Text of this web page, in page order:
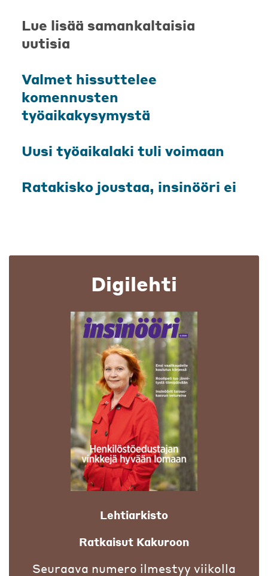
Lue lisää samankaltaisia
uutisia
Valmet hissuttelee
komennusten
työaikakysymystä
Uusi työaikalaki tuli voimaan
Ratakisko joustaa, insinööri ei
Digilehti
Lehtiarkisto
Ratkaisut Kakuroon
Seuraava numero ilmestyy viikolla